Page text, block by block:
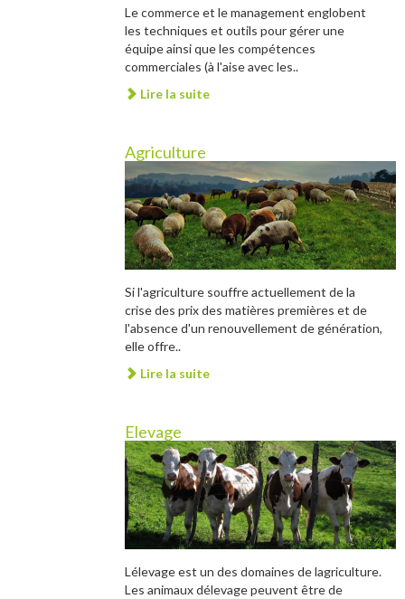
Le commerce et le management englobent
les techniques et outils pour gérer une
équipe ainsi que les compétences
commerciales (à l'aise avec les..
Lire la suite
Agriculture
Si l'agriculture souffre actuellement de la
crise des prix des matières premières et de
l'absence d'un renouvellement de génération,
elle offre..
Lire la suite
Elevage
Lélevage est un des domaines de lagriculture.
Les animaux délevage peuvent être de